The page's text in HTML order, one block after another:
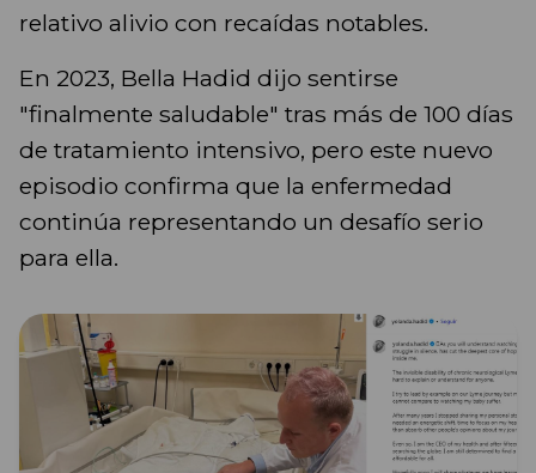
relativo alivio con recaídas notables.
En 2023, Bella Hadid dijo sentirse
"finalmente saludable" tras más de 100 días
de tratamiento intensivo, pero este nuevo
episodio confirma que la enfermedad
continúa representando un desafío serio
para ella.